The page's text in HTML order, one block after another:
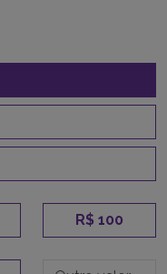
R$ 100